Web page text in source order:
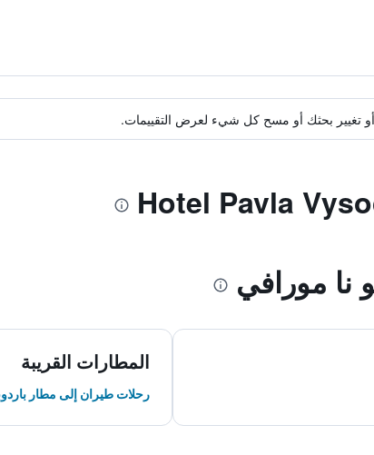
تغيير بحثك أو مسح كل شيء لعرض التقييمات.
مورافي
المطارات القريبة
رحلات طيران إلى مطار